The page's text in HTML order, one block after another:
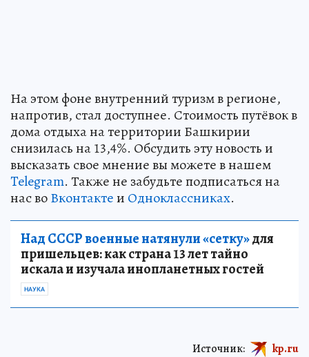
На этом фоне внутренний туризм в регионе,
напротив, стал доступнее. Стоимость путёвок в
дома отдыха на территории Башкирии
снизилась на 13,4%. Обсудить эту новость и
высказать свое мнение вы можете в нашем
Telegram. Также не забудьте подписаться на
нас воВконтактеи Одноклассниках.
Над СССР военные натянули «сетку»для
пришельцев: как страна 13 лет тайно
искала и изучала инопланетных гостей
НАУКА
Источник: kp.ru